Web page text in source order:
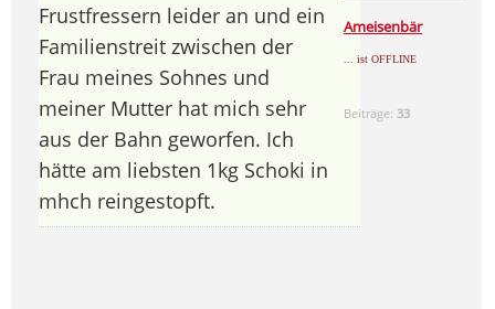
Ameisenbär
... ist OFFLINE
Beiträge: 33
Frustfressern leider an und ein
Familienstreit zwischen der
Frau meines Sohnes und
meiner Mutter hat mich sehr
aus der Bahn geworfen. Ich
hätte am liebsten 1kg Schoki in
mhch reingestopft.